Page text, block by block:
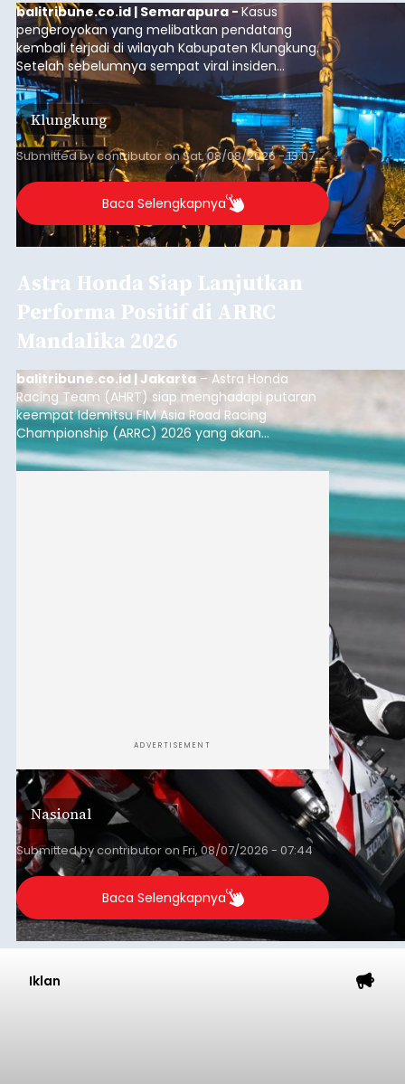
balitribune.co.id | Semarapura -Kasus
pengeroyokan yang melibatkan pendatang
kembali terjadi di wilayah Kabupaten Klungkung.
Setelah sebelumnya sempat viral insiden
keributan di barat Pasar Galiran, peristiwa serupa
kini menimpa seorang pemuda asal Kabupaten
Sumba Barat Daya (SBD), Nusa Tenggara Timur
(NTT).
Klungkung
Submitted bycontributoronSat, 08/08/2026 - 13:07
Baca Selengkapnya
Astra Honda Siap Lanjutkan
Performa Positif di ARRC
Mandalika 2026
balitribune.co.id | Jakarta – Astra Honda
Racing Team (AHRT) siap menghadapi putaran
keempat Idemitsu FIM Asia Road Racing
Championship (ARRC) 2026 yang akan
berlangsung di Pertamina Mandalika
International Circuit, Lombok, Nusa Tenggara
ADVERTISEMENT
Nasional
Submitted bycontributoron Fri, 08/07/2026 - 07:44
Baca Selengkapnya
Iklan